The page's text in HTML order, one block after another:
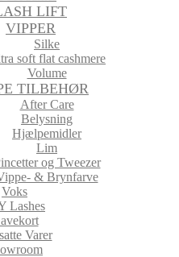
LIFT
VIPPER
Silke
soft flat cashmere
Volume
TILBEHØR
After Care
Belysning
Hjælpemidler
Lim
og Tweezer
& Brynfarve
Voks
Lashes
Varer